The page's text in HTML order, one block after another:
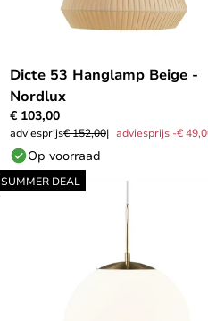
Dicte 53 Hanglamp Beige -
Nordlux
€ 103,00
adviesprijs€ 152,00 adviesprijs -€
Op voorraad
SUMMER DEAL